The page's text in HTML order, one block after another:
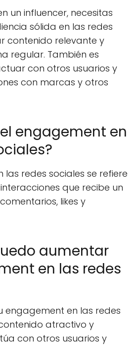
un influencer, necesitas
sólida en las redes
contenido relevante y
regular. También es
con otros usuarios y
con marcas y otros
el engagement en
las redes sociales se refiere
que recibe un
likes y
aumentar
en las redes
engagement en las redes
atractivo y
con otros usuarios y